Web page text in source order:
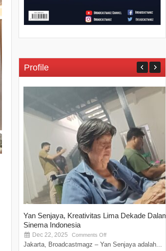
Profile
Yan Senjaya, Kreativitas Lima Dekade Dalam
Sinema Indonesia
Dec 22, 2025 Comments Off
Jakarta, Broadcastmagz – Yan Senjaya adalah...